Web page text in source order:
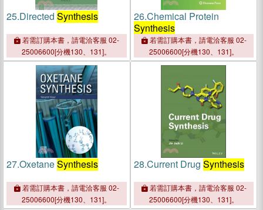
25.Directed Synthesis
若需訂購本書，請電洽客服 02-
25006600[分機130、131]。
26.Chemical Protein
Synthesis
若需訂購本書，請電洽客服 02-
25006600[分機130、131]。
27.OxetaneSynthesis
若需訂購本書，請電洽客服 02-
25006600[分機130、131]。
28.Current Drug Synthesis
若需訂購本書，請電洽客服 02-
25006600[分機130、131]。